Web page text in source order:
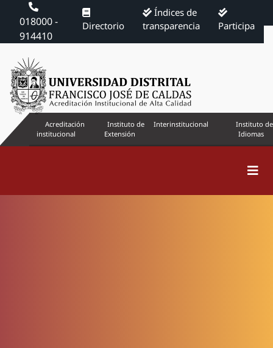
018000 -
914410
Directorio
Índices de
transparencia
Participa
Acreditación
institucional
Instituto de
Extensión
Interinstitucional
Instituto de
Idiomas